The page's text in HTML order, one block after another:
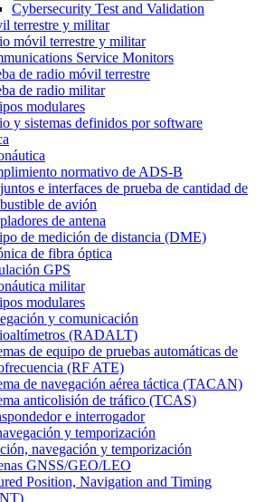
Cybersecurity Test and Validation
terrestre y militar
móvil terrestre y militar
Service Monitors
de radio móvil terrestre
de radio militar
modulares
y sistemas definidos por software
normativo de ADS-B
e interfaces de prueba de cantidad de
de avión
de antena
de medición de distancia (DME)
de fibra óptica
GPS
militar
modulares
y comunicación
(RADALT)
de equipo de pruebas automáticas de
(RF ATE)
de navegación aérea táctica (TACAN)
anticolisión de tráfico (TCAS)
e interrogador
y temporización
navegación y temporización
GNSS/GEO/LEO
Position, Navigation and Timing